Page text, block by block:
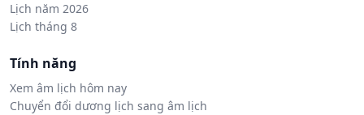
Lịch năm 2026
Lịch tháng 8
Tính năng
Xem âm lịch hôm nay
Chuyển đổi dương lịch sang âm lịch